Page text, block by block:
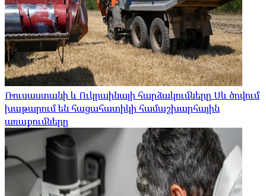
Ռուսաստանի և Ուկրաինայի հարձակումները Սև ծովում
խաթարում են հացահատիկի համաշխարհային
առաքումները